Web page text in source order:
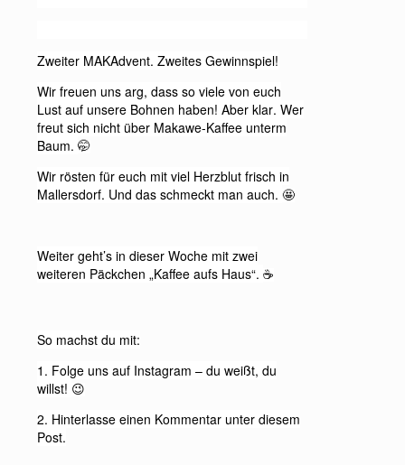
Zweiter MAKAdvent. Zweites Gewinnspiel!
Wir freuen uns arg, dass so viele von euch
Lust auf unsere Bohnen haben! Aber klar. Wer
freut sich nicht über Makawe-Kaffee unterm
Baum. 🤭
Wir rösten für euch mit viel Herzblut frisch in
Mallersdorf. Und das schmeckt man auch. 🤩
Weiter geht’s in dieser Woche mit zwei
weiteren Päckchen „Kaffee aufs Haus“. ☕️
So machst du mit:
1. Folge uns auf Instagram – du weißt, du
willst! 😉
2. Hinterlasse einen Kommentar unter diesem
Post.